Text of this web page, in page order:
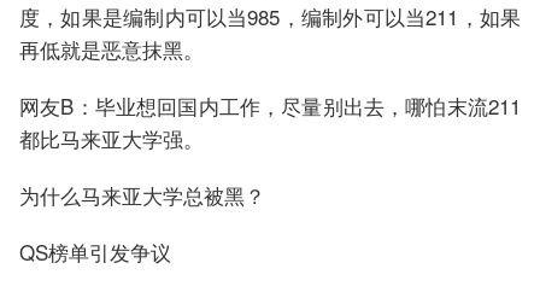
度，如果是编制内可以当985，编制外可以当211，如果
再低就是恶意抹黑。
网友B：毕业想回国内工作，尽量别出去，哪怕末流211
都比马来亚大学强。
为什么马来亚大学总被黑？
QS榜单引发争议